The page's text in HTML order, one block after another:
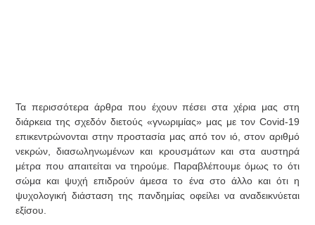
Τα περισσότερα άρθρα που έχουν πέσει στα χέρια μας στη
διάρκεια της σχεδόν διετούς «γνωριμίας» μας με τον Covid-19
επικεντρώνονται στην προστασία μας από τον ιό, στον αριθμό
νεκρών, διασωληνωμένων και κρουσμάτων και στα αυστηρά
μέτρα που απαιτείται να τηρούμε. Παραβλέπουμε όμως το ότι
σώμα και ψυχή επιδρούν άμεσα το ένα στο άλλο και ότι η
ψυχολογική διάσταση της πανδημίας οφείλει να αναδεικνύεται
εξίσου.